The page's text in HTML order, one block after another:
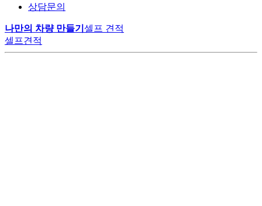
상담문의
나만의 차량 만들기 셀프 견적
셀프견적